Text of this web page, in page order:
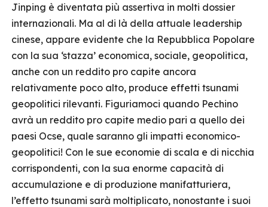
Jinping è diventata più assertiva in molti dossier
internazionali. Ma al di là della attuale leadership
cinese, appare evidente che la Repubblica Popolare
con la sua ‘stazza’ economica, sociale, geopolitica,
anche con un reddito pro capite ancora
relativamente poco alto, produce effetti tsunami
geopolitici rilevanti. Figuriamoci quando Pechino
avrà un reddito pro capite medio pari a quello dei
paesi Ocse, quale saranno gli impatti economico-
geopolitici! Con le sue economie di scala e di nicchia
corrispondenti, con la sua enorme capacità di
accumulazione e di produzione manifatturiera,
l’effetto tsunami sarà moltiplicato, nonostante i suoi